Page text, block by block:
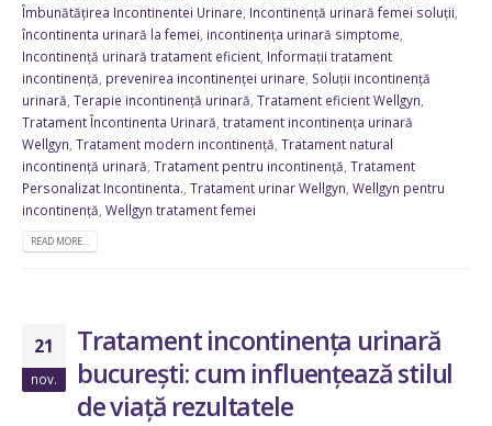
Îmbunătățirea Incontinentei Urinare Incontinență urinară femei soluții
încontinenta urinară la femei incontinența urinară simptome
Incontinență urinară tratament eficient Informații tratament
incontinență prevenirea incontinenței urinare Soluții incontinență
urinară Terapie incontinență urinară Tratament eficient Wellgyn
Tratament Încontinenta Urinară tratament incontinența urinară
Wellgyn Tratament modern incontinență Tratament natural
incontinență urinară Tratament pentru incontinență Tratament
Personalizat Incontinenta. Tratament urinar Wellgyn Wellgyn pentru
incontinență Wellgyn tratament femei
READ MORE...
21
nov.
Tratament incontinența urinară
bucurești: cum influențează stilul
de viață rezultatele